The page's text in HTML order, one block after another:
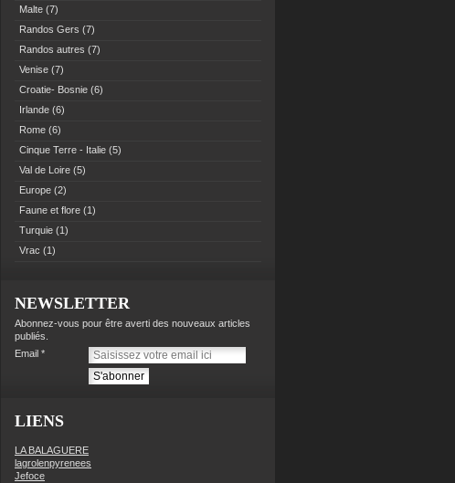
Malte (7)
Randos Gers (7)
Randos autres (7)
Venise (7)
Croatie- Bosnie (6)
Irlande (6)
Rome (6)
Cinque Terre - Italie (5)
Val de Loire (5)
Europe (2)
Faune et flore (1)
Turquie (1)
Vrac (1)
NEWSLETTER
Abonnez-vous pour être averti des nouveaux articles
publiés.
Email
LIENS
LA BALAGUERE
lagrolenpyrenees
Jefoce